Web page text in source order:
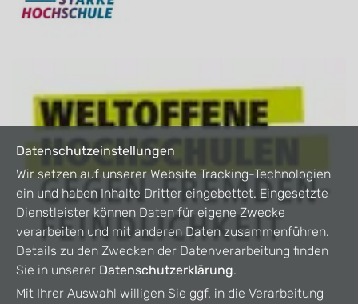
Datenschutzeinstellungen
Wir setzen auf unserer Website Tracking-Technologien
ein und haben Inhalte Dritter eingebettet. Eingesetzte
Dienstleister können Daten für eigene Zwecke
verarbeiten und mit anderen Daten zusammenführen.
Details zu den Zwecken der Datenverarbeitung finden
Sie in unserer Datenschutzerklärung.
Mit Ihrer Auswahl willigen Sie ggf. in die Verarbeitung